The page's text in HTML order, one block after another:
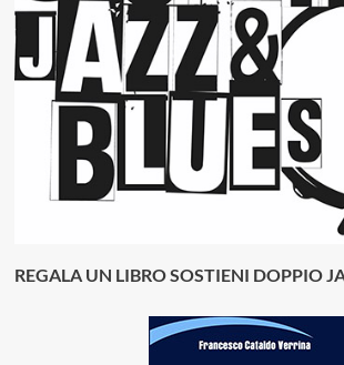
REGALA UN LIBRO SOSTIENI DOPPIO